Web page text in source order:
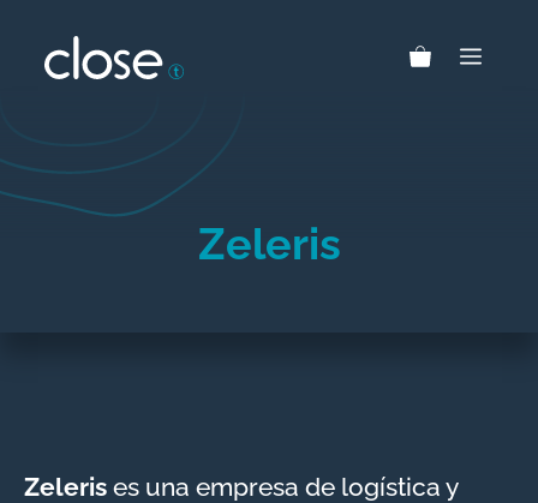
Zeleris
Zeleris es una empresa de logística y